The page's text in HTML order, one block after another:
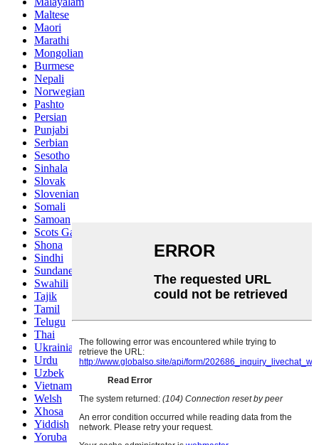
Maltese
Maori
Marathi
Mongolian
Burmese
Nepali
Norwegian
Pashto
Persian
Punjabi
Serbian
Sesotho
Sinhala
Slovak
Slovenian
Somali
Samoan
Scots Gaelic
Shona
Sindhi
Sundanese
Swahili
Tajik
Tamil
Telugu
Thai
Ukrainian
Urdu
Uzbek
Vietnamese
Welsh
Xhosa
Yiddish
Yoruba